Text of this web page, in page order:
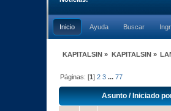
Inicio Ayuda Buscar
KAPITALSIN » KAPITALSIN»
Páginas: [1]2 3 ...77
Asunto/Iniciado